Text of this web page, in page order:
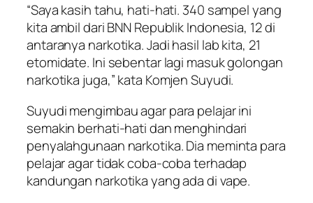
“Saya kasih tahu, hati-hati. 340 sampel yang
kita ambil dari BNN Republik Indonesia, 12 di
antaranya narkotika. Jadi hasil lab kita, 21
etomidate. Ini sebentar lagi masuk golongan
narkotika juga,” kata Komjen Suyudi.
Suyudi mengimbau agar para pelajar ini
semakin berhati-hati dan menghindari
penyalahgunaan narkotika. Dia meminta para
pelajar agar tidak coba-coba terhadap
kandungan narkotika yang ada di vape.